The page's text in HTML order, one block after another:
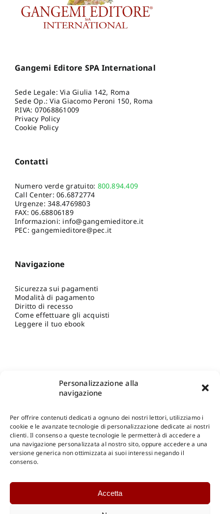
Personalizzazione alla
navigazione
Per offrire contenuti dedicati a ognuno dei nostri lettori, utilizziamo i
cookie e le avanzate tecnologie di personalizzazione dedicate ai nostri
clienti. Il consenso a queste tecnologie le permetterà di accedere a
una navigazione personalizzata al nostro sito, oppure accedere a una
versione generica non ottimizzata ai suoi interessi negando il
consenso.
Accetta
Gangemi Editore SPA International
Sede Legale: Via Giulia 142, Roma
Sede Op.: Via Giacomo Peroni 150, Roma
P.IVA: 07068861009
Privacy Policy
Cookie Policy
Contatti
Numero verde gratuito: 800.894.409
Call Center:06.6872774
Urgenze:348.4769803
FAX: 06.68806189
Informazioni: info@gangemieditore.it
PEC: gangemieditore@pec.it
Navigazione
Sicurezza sui pagamenti
Modalità di pagamento
Diritto di recesso
Come effettuare gli acquisti
Leggere il tuo ebook
Shop Gangemi Editore-Pagamenti Sicuri e anche Rateali
Catalogo Online
Catalogo Internazionale